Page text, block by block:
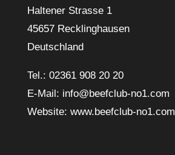
Haltener Strasse 1
45657 Recklinghausen
Deutschland
Tel.: 02361 908 20 20
E-Mail: info@beefclub-no1.com
Website: www.beefclub-no1.com